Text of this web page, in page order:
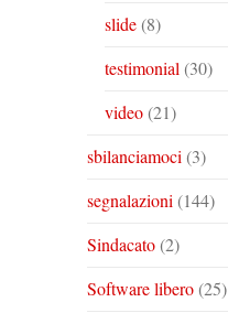
slide(8)
testimonial (30)
video(21)
sbilanciamoci (3)
segnalazioni (144)
Sindacato(2)
Software libero(25)